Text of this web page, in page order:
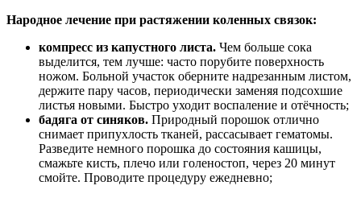
Народное лечение при растяжении коленных связок:
компресс из капустного листа. Чем больше сока
выделится, тем лучше: часто порубите поверхность
ножом. Больной участок оберните надрезанным листом,
держите пару часов, периодически заменяя подсохшие
листья новыми. Быстро уходит воспаление и отёчность;
бадяга от синяков. Природный порошок отлично
снимает припухлость тканей, рассасывает гематомы.
Разведите немного порошка до состояния кашицы,
смажьте кисть, плечо или голеностоп, через 20 минут
смойте. Проводите процедуру ежедневно;